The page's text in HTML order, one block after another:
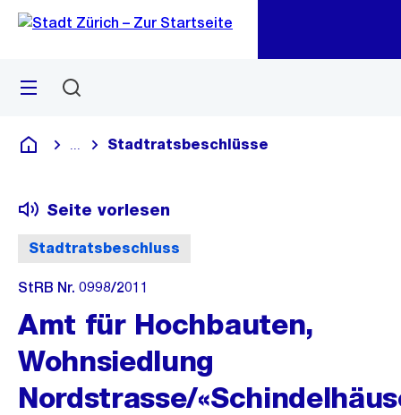
Navigation
Sprunglink
Menü
Deutsch
Blende alle Breadcrumbs ein
Stadtratsbeschlüsse
Stadtratsbeschluss
Seite vorlesen
StRB Nr. 0998/2011
Amt für Hochbauten,
Wohnsiedlung
Nordstrasse/